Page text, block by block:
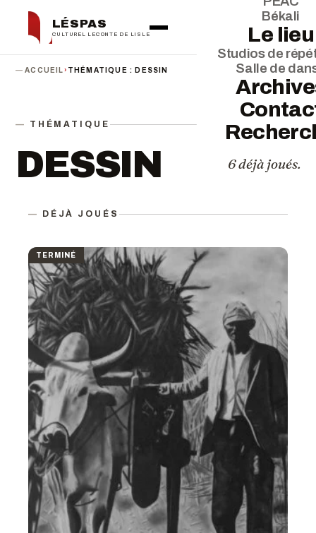
LÉSPAS
CULTUREL LECONTE DE LISLE
Békali
Le lieu
Studios de
Salle de
ACCUEIL› THÉMATIQUE : DESSIN
THÉMATIQUE
DESSIN 6 déjà joués.
DÉJÀ JOUÉS
TERMINÉ